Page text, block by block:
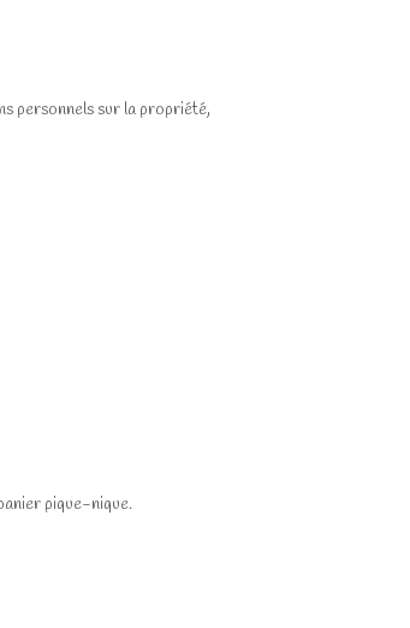
personnels sur la propriété,
pique-nique.